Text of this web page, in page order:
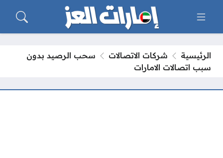
الرئيسية شركات الاتصالات
سحب الرصيد بدون
سبب اتصالات الامارات